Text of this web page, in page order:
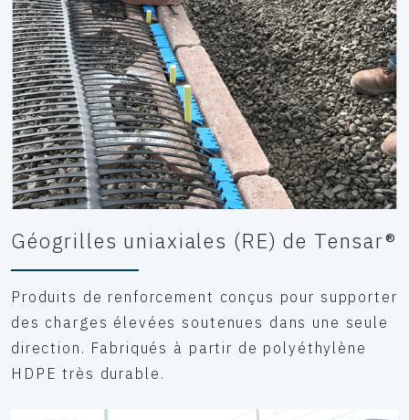
Géogrilles uniaxiales (RE) de Tensar®
Produits de renforcement conçus pour supporter
des charges élevées soutenues dans une seule
direction. Fabriqués à partir de polyéthylène
HDPE très durable.